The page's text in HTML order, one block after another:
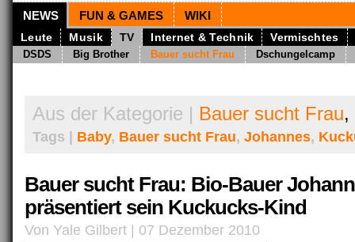
NEWS FUN & GAMES WIKI
Leute Musik TV Internet & Technik Vermischtes
DSDS Big Brother Bauer sucht Frau Dschungelcamp
Aus der Kategorie | Bauer sucht Frau,
Tags | Baby, Bauer sucht Frau, Johannes,
Bauer sucht Frau: Bio-Bauer
präsentiert sein Kuckucks-Kind
Von Yale Gilbert | 07 Dezember 2010